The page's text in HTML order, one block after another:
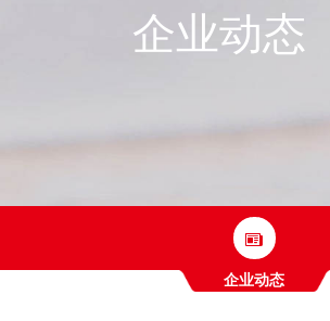
企业动态
企业动态